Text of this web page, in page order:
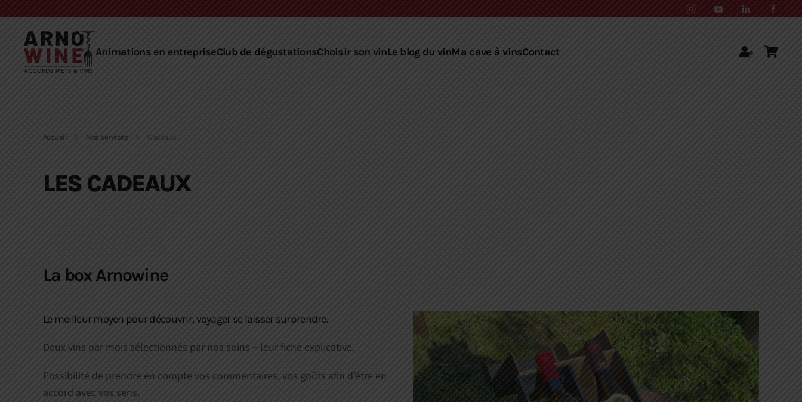
Skip to main content
Animations en entrepriseClub de dégustationsChoisir son vinLe blog du vinMa cave à vinsContact
Accueil Nos services Cadeaux
LES CADEAUX
La box Arnowine
Le meilleur moyen pour découvrir, voyager se laisser surprendre.
Deux vins par mois sélectionnés par nos soins + leur fiche explicative.
Possibilité de prendre en compte vos commentaires, vos goûts afin d’être en
accord avec vos sens.